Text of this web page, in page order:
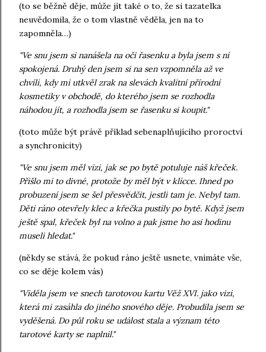
(to se běžně děje, může jít také o to, že si tazatelka
neuvědomila, že o tom vlastně věděla, jen na to
zapomněla…)
"Ve snu jsem si nanášela na oči řasenku a byla jsem s ní
spokojená. Druhý den jsem si na sen vzpomněla až ve
chvíli, kdy mi utkvěl zrak na slevách kvalitní přírodní
kosmetiky v obchodě, do kterého jsem se rozhodla
náhodou jít, a rozhodla jsem se řasenku si koupit."
(toto může být právě příklad sebenaplňujícího proroctví
a synchronicity)
"Ve snu jsem měl vizi, jak se po bytě potuluje náš křeček.
Přišlo mi to divné, protože by měl být v klícce. Ihned po
probuzení jsem se šel přesvědčit, jestli tam je. Nebyl tam.
Děti ráno otevřely klec a křečka pustily po bytě. Když jsem
ještě spal, křeček byl na volno a pak jsme ho asi hodinu
museli hledat."
(někdy se stává, že pokud ráno ještě usnete, vnímáte vše,
co se děje kolem vás)
"Viděla jsem ve snech tarotovou kartu Věž XVI. jako vizi,
která mi zasáhla do jiného snového děje. Probudila jsem se
vyděšená. Do půl roku se událost stala a význam této
tarotové karty se naplnil."